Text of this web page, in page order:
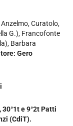
Curatolo,
G.), Francofonte
Barbara
Gero
30°1t e 9°2t Patti
(CdiT).